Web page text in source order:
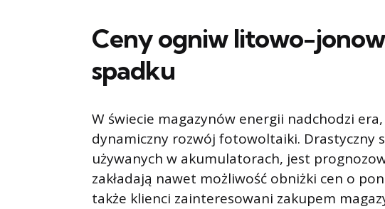
Ceny ogniw litowo-
spadku
W świecie magazynów energii nadchodzi
dynamiczny rozwój fotowoltaiki. Drastyczny
używanych w akumulatorach, jest
zakładają nawet możliwość obniżki cen o
także klienci zainteresowani zakupem